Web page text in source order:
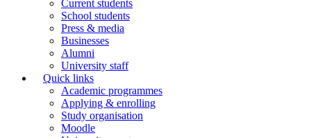
Current students
School students
Press & media
Businesses
Alumni
University staff
Quick links
Academic programmes
Applying & enrolling
Study organisation
Moodle